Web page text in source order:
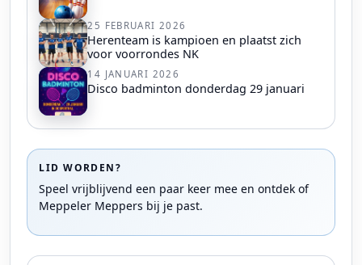
25 FEBRUARI 2026
Herenteam is kampioen en plaatst zich
voor voorrondes NK
14 JANUARI 2026
Disco badminton donderdag 29 januari
LID WORDEN?
Speel vrijblijvend een paar keer mee en ontdek of
Meppeler Meppers bij je past.